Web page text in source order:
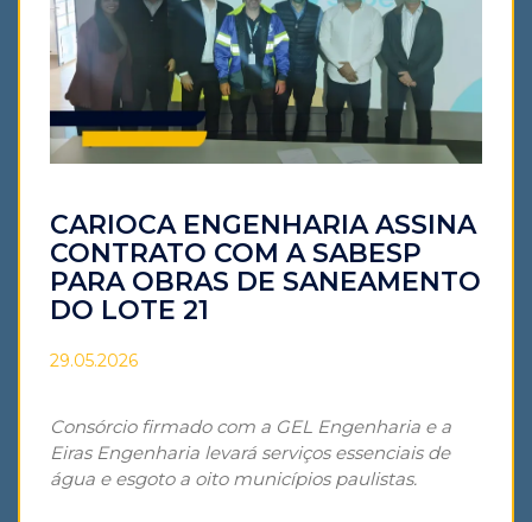
CARIOCA ENGENHARIA ASSINA
CONTRATO COM A SABESP
PARA OBRAS DE SANEAMENTO
DO LOTE 21
29.05.2026
Consórcio firmado com a GEL Engenharia e a
Eiras Engenharia levará serviços essenciais de
água e esgoto a oito municípios paulistas.